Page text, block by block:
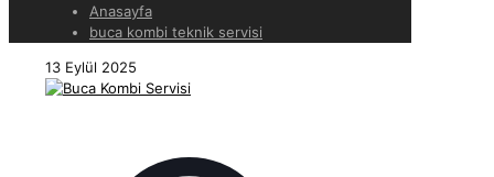
Anasayfa
buca kombi teknik servisi
13 Eylül 2025